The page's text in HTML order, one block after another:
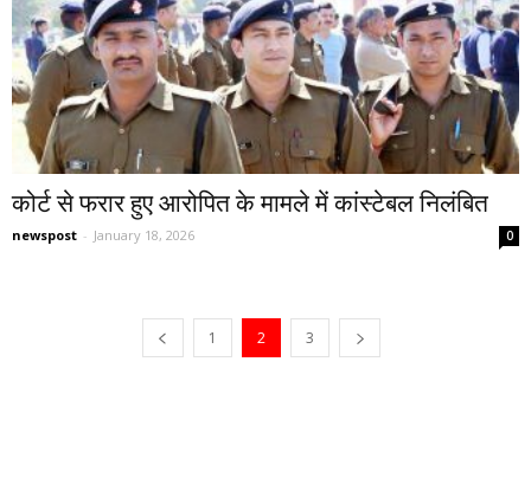
कोर्ट से फरार हुए आरोपित के मामले में कांस्टेबल निलंबित
newspost - January 18, 2026 0
1 2 3